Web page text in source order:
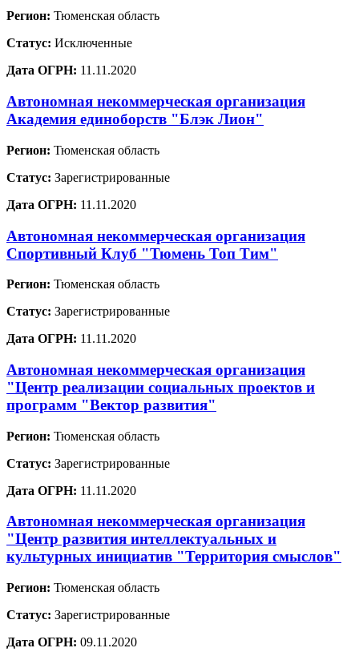
Регион: Тюменская область
Статус: Исключенные
Дата ОГРН: 11.11.2020
Автономная некоммерческая организация
Академия единоборств "Блэк Лион"
Регион: Тюменская область
Статус: Зарегистрированные
Дата ОГРН: 11.11.2020
Автономная некоммерческая организация
Спортивный Клуб "Тюмень Топ Тим"
Регион: Тюменская область
Статус: Зарегистрированные
Дата ОГРН: 11.11.2020
Автономная некоммерческая организация
"Центр реализации социальных проектов и
программ "Вектор развития"
Регион: Тюменская область
Статус: Зарегистрированные
Дата ОГРН: 11.11.2020
Автономная некоммерческая организация
"Центр развития интеллектуальных и
культурных инициатив "Территория смыслов"
Регион: Тюменская область
Статус: Зарегистрированные
Дата ОГРН: 09.11.2020